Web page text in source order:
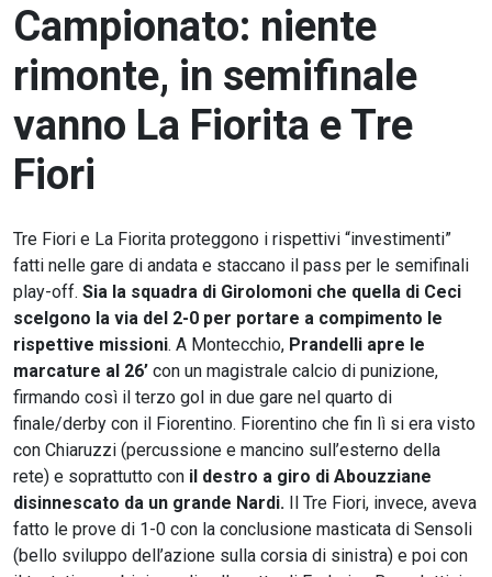
Campionato: niente
rimonte, in semifinale
vanno La Fiorita e Tre
Fiori
Tre Fiori e La Fiorita proteggono i rispettivi “investimenti”
fatti nelle gare di andata e staccano il pass per le semifinali
play-off. Sia la squadra di Girolomoni che quella di Ceci
scelgono la via del 2-0 per portare a compimento le
rispettive missioni. A Montecchio, Prandelli apre le
marcature al 26’ con un magistrale calcio di punizione,
firmando così il terzo gol in due gare nel quarto di
finale/derby con il Fiorentino. Fiorentino che fin lì si era visto
con Chiaruzzi (percussione e mancino sull’esterno della
rete) e soprattutto con il destro a giro di Abouzziane
disinnescato da un grande Nardi. Il Tre Fiori, invece, aveva
fatto le prove di 1-0 con la conclusione masticata di Sensoli
(bello sviluppo dell’azione sulla corsia di sinistra) e poi con